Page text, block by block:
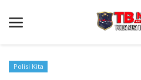
Polisi Kita